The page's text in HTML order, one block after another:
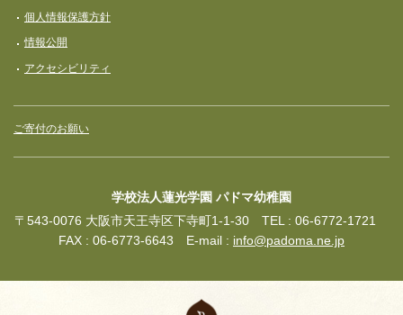
個人情報保護方針
情報公開
アクセシビリティ
ご寄付のお願い
学校法人蓮光学園 パドマ幼稚園
〒543-0076 大阪市天王寺区下寺町1-1-30 TEL : 06-6772-1721
FAX : 06-6773-6643 E-mail : info@padoma.ne.jp